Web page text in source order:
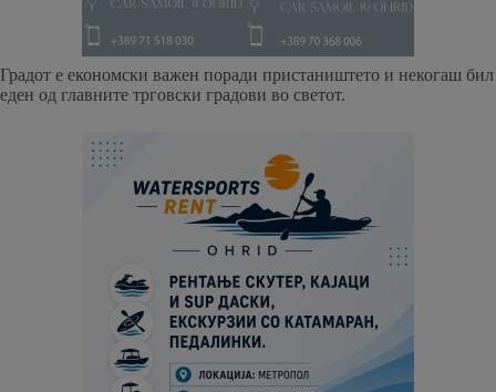
Градот е економски важен поради пристаништето и некогаш бил
еден од главните трговски градови во светот.